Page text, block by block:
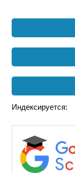
Индексируется: